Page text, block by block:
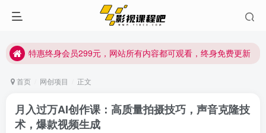
特惠终身会员299元，网站所有内容都可观看，终身免费更新
特惠终身会员299元，网站所有内容都可观看，终身免费更新
首页 网创项目 正文
月入过万AI创作课：高质量拍摄技巧，声音克隆技
术，爆款视频生成